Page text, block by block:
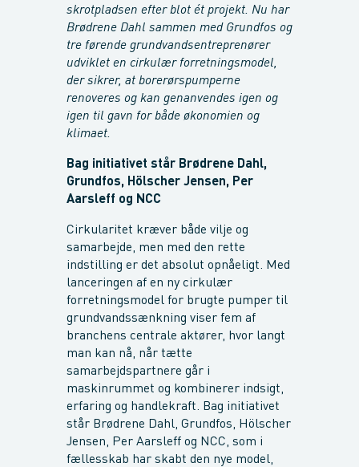
skrotpladsen efter blot ét projekt. Nu har
Brødrene Dahl sammen med Grundfos og
tre førende grundvandsentreprenører
udviklet en cirkulær forretningsmodel,
der sikrer, at borerørspumperne
renoveres og kan genanvendes igen og
igen til gavn for både økonomien og
klimaet.
Bag initiativet står Brødrene Dahl,
Grundfos, Hölscher Jensen, Per
Aarsleff og NCC
Cirkularitet kræver både vilje og
samarbejde, men med den rette
indstilling er det absolut opnåeligt. Med
lanceringen af en ny cirkulær
forretningsmodel for brugte pumper til
grundvandssænkning viser fem af
branchens centrale aktører, hvor langt
man kan nå, når tætte
samarbejdspartnere går i
maskinrummet og kombinerer indsigt,
erfaring og handlekraft. Bag initiativet
står Brødrene Dahl, Grundfos, Hölscher
Jensen, Per Aarsleff og NCC, som i
fællesskab har skabt den nye model,